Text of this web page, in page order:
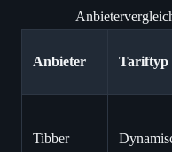
Anbieter Tariftyp
Tibber